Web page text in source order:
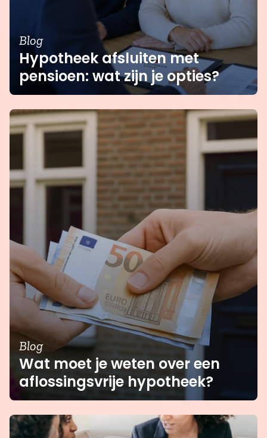
Blog
Hypotheek afsluiten met
pensioen: wat zijn je opties?
Blog
Wat moet je weten over een
aflossingsvrije hypotheek?